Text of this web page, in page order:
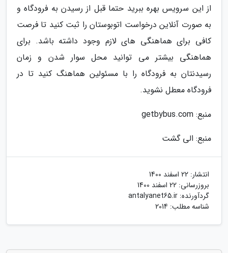
از این سرویس بهره ببرید حتما قبل از رسیدن به فرودگاه و
به صورت آنلاین درخواست اتوبوستان را ثبت کنید تا فرصت
کافی برای هماهنگی های لازم وجود داشته باشد. برای
هماهنگی بیشتر می توانید محل سوار شدن و زمان
رسیدنتان به فرودگاه را با مسئولین هماهنگ کنید تا در
فرودگاه معطل نشوید.
منبع: getbybus.com
منبع: الی گشت
انتشار: 22 اسفند 1400
بروزرسانی: 22 اسفند 1400
گردآورنده: antalyanet65.ir
شناسه مطلب: 2014